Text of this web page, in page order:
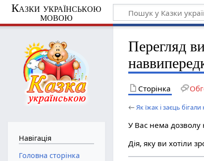
Казки українською
мовою
Перегляд
Сторінка
←Як їжак і заєць
У Вас нема дозволу
Дія, яку ви хотіли
Навігація
Головна сторінка